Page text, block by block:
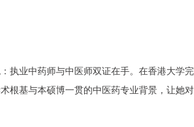
执业中药师与中医师双证在手。在香港大学
根基与本硕博一贯的中医药专业背景，让她